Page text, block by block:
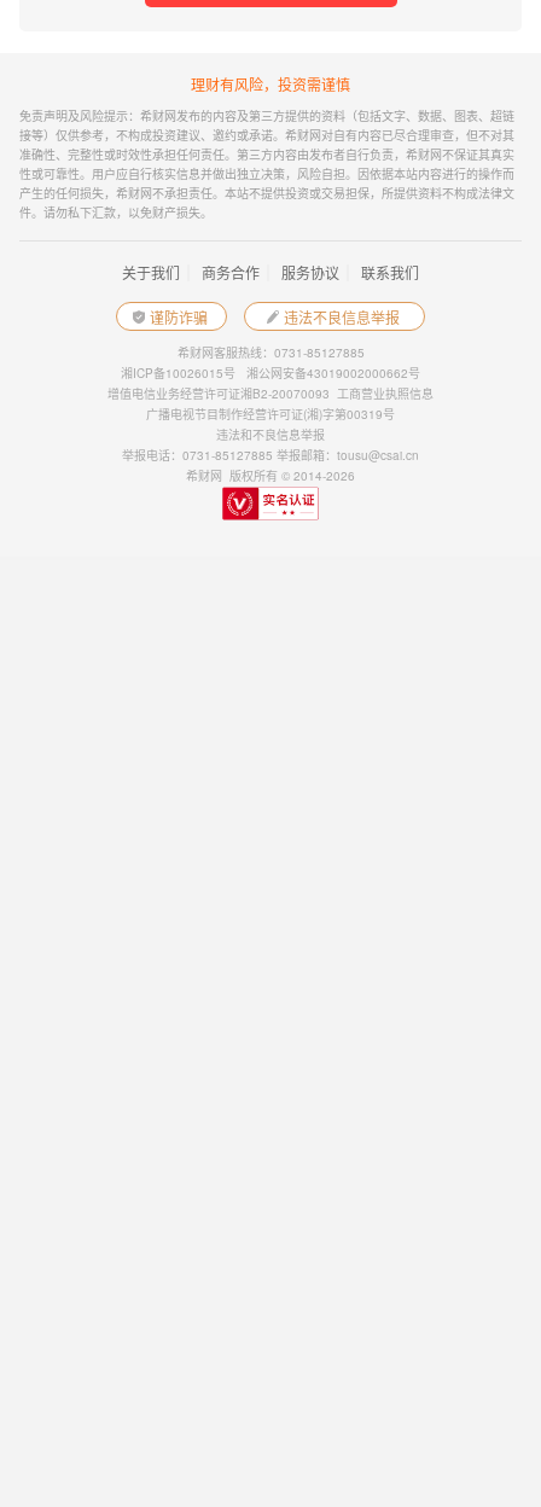
理财有风险，投资需谨慎
免责声明及风险提示：希财网发布的内容及第三方提供的资料（包括文字、数据、图表、超链
接等）仅供参考，不构成投资建议、邀约或承诺。希财网对自有内容已尽合理审查，但不对其
准确性、完整性或时效性承担任何责任。第三方内容由发布者自行负责，希财网不保证其真实
性或可靠性。用户应自行核实信息并做出独立决策，风险自担。因依据本站内容进行的操作而
产生的任何损失，希财网不承担责任。本站不提供投资或交易担保，所提供资料不构成法律文
件。请勿私下汇款，以免财产损失。
关于我们 商务合作 服务协议 联系我们
谨防诈骗 违法不良信息举报
希财网客服热线：0731-85127885
湘ICP备10026015号
湘公网安备43019002000662号
增值电信业务经营许可证湘B2-20070093 工商营业执照信息
广播电视节目制作经营许可证(湘)字第00319号
违法和不良信息举报
举报电话：0731-85127885 举报邮箱：tousu@csai.cn
希财网 版权所有 © 2014-2026